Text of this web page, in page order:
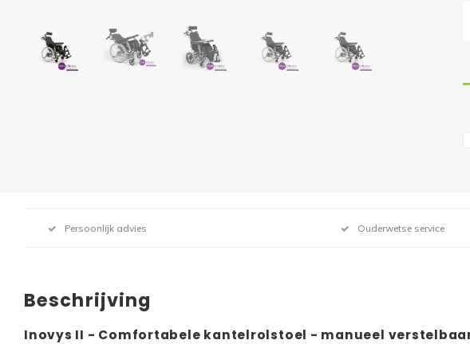
Persoonlijk advies Ouderwetse service
Beschrijving
Inovys II - Comfortabele kantelrolstoel - manueel